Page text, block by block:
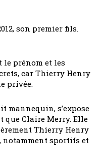
son premier fils.
le prénom et les
car Thierry Henry
privée.
mannequin, s’expose
que Claire Merry. Elle
Thierry Henry
notamment sportifs et